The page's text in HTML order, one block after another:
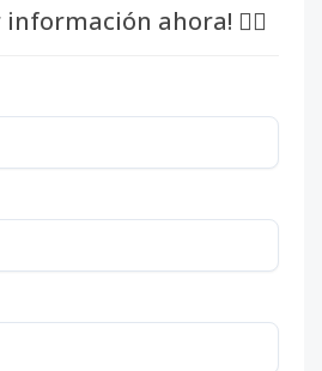
ahora! 👇🏽